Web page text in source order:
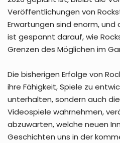
Veröffentlichungen von
Erwartungen sind enorm,
ist gespannt darauf, wie
Grenzen des Möglichen im
Die bisherigen Erfolge von
ihre Fähigkeit, Spiele zu
unterhalten, sondern auch
Videospiele wahrnehmen,
abzuwarten, welche neuen
Geschichten uns in der